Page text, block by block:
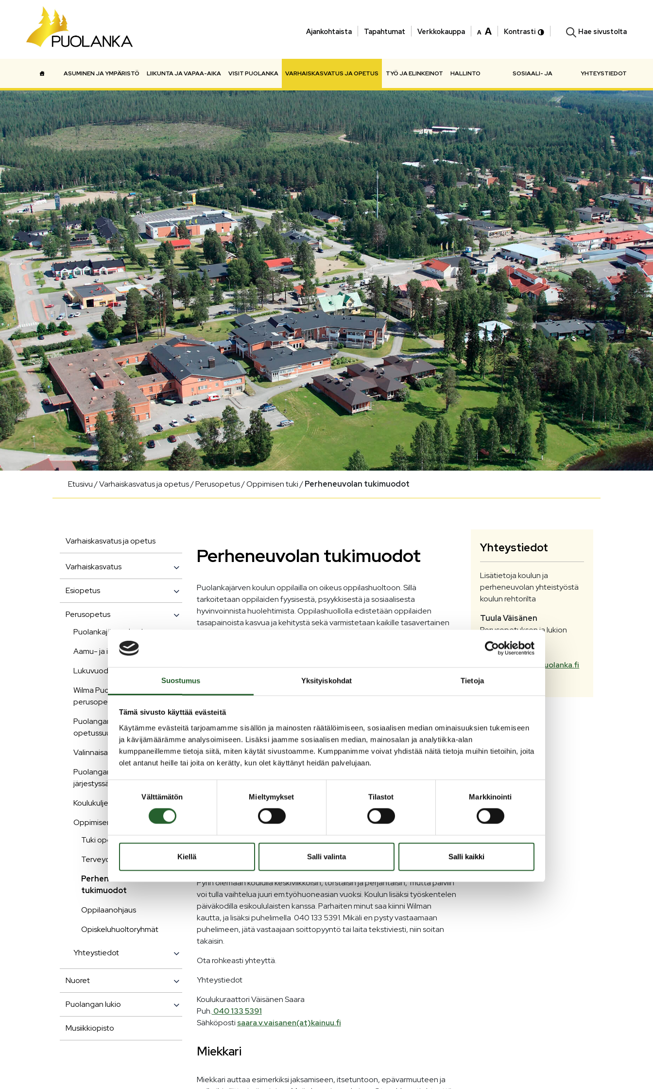
Suostumus Yksityiskohdat Tietoja
Tämä sivusto käyttää evästeitä
Käytämme evästeitä tarjoamamme sisällön ja mainosten räätälöimiseen, sosiaalisen median ominaisuuksien tukemiseen
ja kävijämäärämme analysoimiseen. Lisäksi jaamme sosiaalisen median, mainosalan ja analytiikka-alan
kumppaneillemme tietoja siitä, miten käytät sivustoamme. Kumppanimme voivat yhdistää näitä tietoja muihin tietoihin, joita
olet antanut heille tai joita on kerätty, kun olet käyttänyt heidän palvelujaan.
Suostumuksen
Välttämätön Mieltymykset Tilastot Markkinointi
Kiellä Salli valinta Salli kaikki
Ajankohtaista Tapahtumat Verkkokauppa Kontrasti Hae sivustolta
Päävalikko
ETUSIVU
ASUMINEN JA YMPÄRISTÖ LIIKUNTA JA VAPAA-AIKA VISIT PUOLANKA VARHAISKASVATUS JA OPETUS TYÖ JA ELINKEINOT HALLINTO SOSIAALI- JA
TERVEYSPALVELUT
YHTEYSTIEDOT
Etusivu/Varhaiskasvatus ja opetus/Perusopetus/Oppimisen tuki/Perheneuvolan tukimuodot
Varhaiskasvatus ja opetus
Varhaiskasvatus
Esiopetus
Perusopetus
Puolankajärven koulu
Aamu- ja iltapäivätoiminta
Lukuvuoden aikataulut
Wilma Puolangan
perusopetuksessa
Puolangan perusopetuksen
opetussuunnitelma
Valinnaisaineet
Puolangan perusopetuksen
järjestyssäännöt
Koulukuljetukset
Oppimisen tuki
Tuki opetuksessa
Terveydenhuolto
Perheneuvolan
tukimuodot
Oppilaanohjaus
Opiskeluhuoltoryhmät
Yhteystiedot
Nuoret
Puolangan lukio
Musiikkiopisto
Perheneuvolan tukimuodot
Puolankajärven koulun oppilailla on oikeus oppilashuoltoon. Sillä
tarkoitetaan oppilaiden fyysisestä, psyykkisestä ja sosiaalisesta
hyvinvoinnista huolehtimista. Oppilashuollolla edistetään oppilaiden
tasapainoista kasvua ja kehitystä sekä varmistetaan kaikille tasavertainen
Perheneuvolan tukimuodot
tukena on myös perheneuvola. Perheneuvolan kautta opiskeluhuollon
tueksi nostetaan myös:
koulukuraattori
miekkari sekä
Koulukuraattori
auttaa esimerkiksi jaksamiseen, itsetuntoon, epävarmuuteen ja pelkoihin
liittyvissä asioissa sekä kaveriongelmissa.
Pyrin olemaan koululla keskiviikkoisin, torstaisin ja perjantaisin, mutta päiviin
voi tulla vaihtelua juuri em.työhuoneasian vuoksi. Koulun lisäksi työskentelen
päiväkodilla esikoululaisten kanssa. Parhaiten minut saa kiinni Wilman
kautta, ja lisäksi puhelimella 040 133 5391. Mikäli en pysty vastaamaan
puhelimeen, jätä vastaajaan soittopyyntö tai laita tekstiviesti, niin soitan
takaisin.
Ota rohkeasti yhteyttä.
Yhteystiedot
Koulukuraattori Väisänen Saara
Puh. 040 133 5391
Sähköposti saara.v.vaisanen(at)kainuu.fi
Miekkari
Miekkari auttaa esimerkiksi jaksamiseen, itsetuntoon, epävarmuuteen ja
Yhteystiedot
Lisätietoja koulun ja
perheneuvolan yhteistyöstä
koulun rehtorilta
TuulaVäisänen
Perusopetuksen ja lukion
rehtori
+358407402567
tuula.vaisanen@puolanka.fi